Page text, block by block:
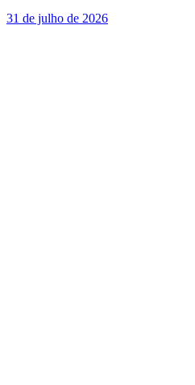
31 de julho de 2026